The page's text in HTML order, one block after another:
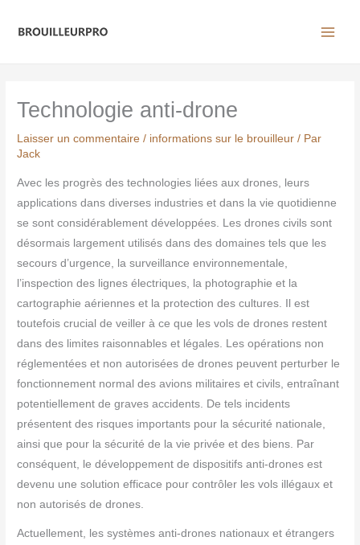
Technologie anti-drone
Laisser un commentaire / informations sur le brouilleur / Par
Jack
Avec les progrès des technologies liées aux drones, leurs
applications dans diverses industries et dans la vie quotidienne
se sont considérablement développées. Les drones civils sont
désormais largement utilisés dans des domaines tels que les
secours d’urgence, la surveillance environnementale,
l’inspection des lignes électriques, la photographie et la
cartographie aériennes et la protection des cultures. Il est
toutefois crucial de veiller à ce que les vols de drones restent
dans des limites raisonnables et légales. Les opérations non
réglementées et non autorisées de drones peuvent perturber le
fonctionnement normal des avions militaires et civils, entraînant
potentiellement de graves accidents. De tels incidents
présentent des risques importants pour la sécurité nationale,
ainsi que pour la sécurité de la vie privée et des biens. Par
conséquent, le développement de dispositifs anti-drones est
devenu une solution efficace pour contrôler les vols illégaux et
non autorisés de drones.
Actuellement, les systèmes anti-drones nationaux et étrangers